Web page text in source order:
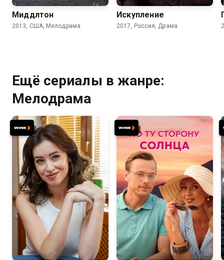
Миддлтон
2013, США, Мелодрама
Искупление
2017, Россия, Драма
Ещё сериалы в жанре:
Мелодрама
7.3 7.1